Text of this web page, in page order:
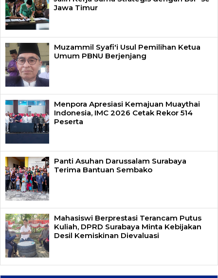
Jawa Timur
Muzammil Syafi'i Usul Pemilihan Ketua
Umum PBNU Berjenjang
Menpora Apresiasi Kemajuan Muaythai
Indonesia, IMC 2026 Cetak Rekor 514
Peserta
Panti Asuhan Darussalam Surabaya
Terima Bantuan Sembako
Mahasiswi Berprestasi Terancam Putus
Kuliah, DPRD Surabaya Minta Kebijakan
Desil Kemiskinan Dievaluasi